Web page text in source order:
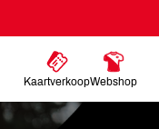
KaartverkoopWebshop